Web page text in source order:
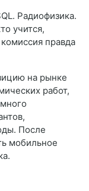
Радиофизика.
учится,
правда
на рынке
работ,
После
мобильное